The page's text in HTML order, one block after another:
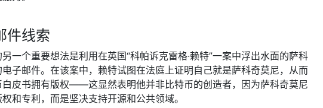
件线索
一个重要想法是利用在英国“科帕诉克雷格·赖特”一案中浮出水面的萨科
子邮件。在该案中，赖特试图在法庭上证明自己就是萨科奇莫尼，从而
白皮书拥有版权——这显然表明他并非比特币的创造者，因为萨科奇莫尼
和专利，而是坚决支持开源和公共领域。